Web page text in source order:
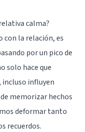
calma?
con la relación, es
por un pico de
solo hace que
incluso influyen
memorizarhechos
deformar tanto
recuerdos.